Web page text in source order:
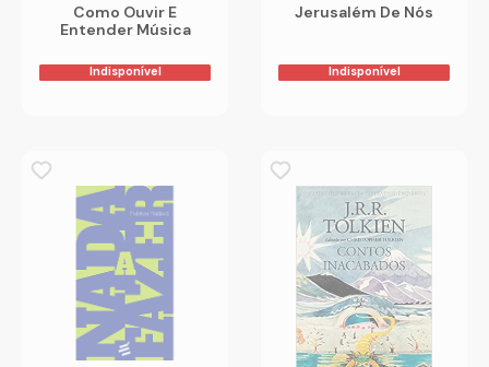
Como Ouvir E
Entender Música
Indisponível
Jerusalém De Nós
Indisponível